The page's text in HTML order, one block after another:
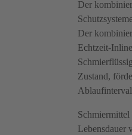
Der
Der
Echtzeit-
Zustand,
Lebensdauer